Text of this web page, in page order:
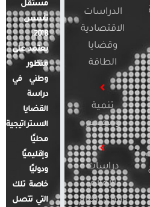
الدراسات
الاقتصادية
وقضايا
الطاقة
تنمية
ومجتمع
دراسات
الإعلام
والرأي العام
مستقل
تأسس
2018.
يعتمد على
منظور
وطني في
دراسة
القضايا
الاستراتيجية
محليًا
وإقليميًا
ودوليًا
خاصة تلك
التي تتصل